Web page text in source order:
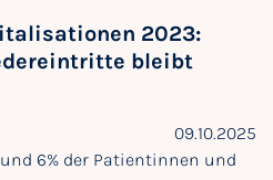
2023:
bleibt
09.10.2025
6% der Patientinnen und